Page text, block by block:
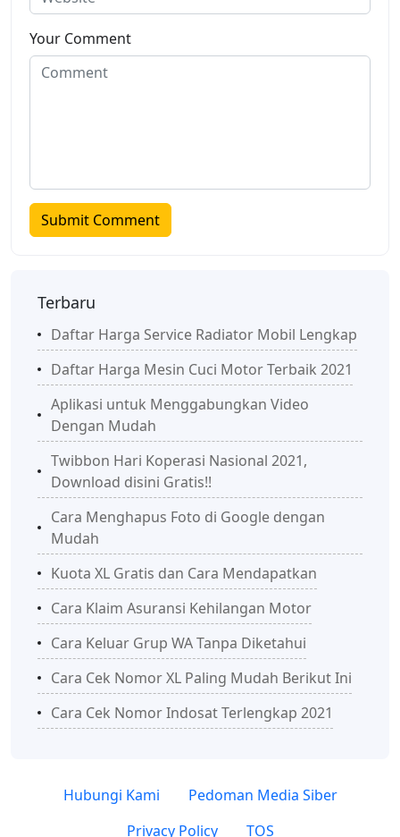
Your Comment
Terbaru
Daftar Harga Service Radiator Mobil Lengkap
Daftar Harga Mesin Cuci Motor Terbaik 2021
Aplikasi untuk Menggabungkan Video
Dengan Mudah
Twibbon Hari Koperasi Nasional 2021,
Download disini Gratis!!
Cara Menghapus Foto di Google dengan
Mudah
Kuota XL Gratis dan Cara Mendapatkan
Cara Klaim Asuransi Kehilangan Motor
Cara Keluar Grup WA Tanpa Diketahui
Cara Cek Nomor XL Paling Mudah Berikut Ini
Cara Cek Nomor Indosat Terlengkap 2021
Hubungi Kami
Pedoman Media Siber
Privacy Policy
TOS